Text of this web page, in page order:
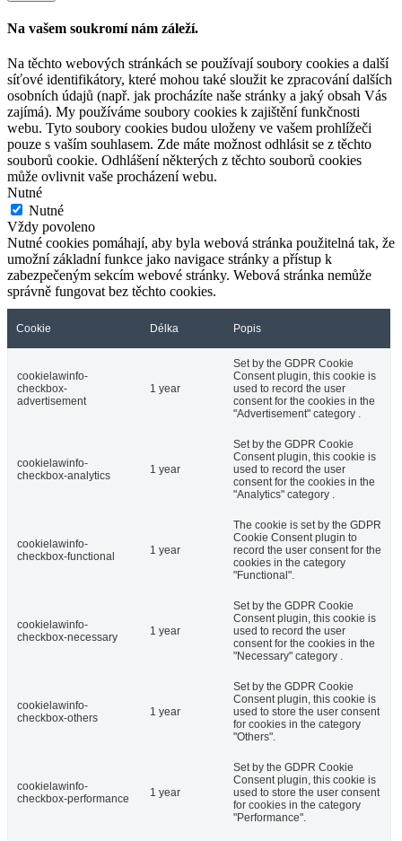
Na vašem soukromí nám záleží.
Na těchto webových stránkách se používají soubory cookies a další
síťové identifikátory, které mohou také sloužit ke zpracování dalších
osobních údajů (např. jak procházíte naše stránky a jaký obsah Vás
zajímá). My používáme soubory cookies k zajištění funkčnosti
webu. Tyto soubory cookies budou uloženy ve vašem prohlížeči
pouze s vaším souhlasem. Zde máte možnost odhlásit se z těchto
souborů cookie. Odhlášení některých z těchto souborů cookies
může ovlivnit vaše procházení webu.
Nutné
Nutné
Vždy povoleno
Nutné cookies pomáhají, aby byla webová stránka použitelná tak, že
umožní základní funkce jako navigace stránky a přístup k
zabezpečeným sekcím webové stránky. Webová stránka nemůže
správně fungovat bez těchto cookies.
Cookie Délka Popis
cookielawinfo-
checkbox-
advertisement
1 year
Set by the GDPR Cookie
Consent plugin, this cookie is
used to record the user
consent for the cookies in the
"Advertisement" category .
cookielawinfo-
checkbox-analytics
1 year
Set by the GDPR Cookie
Consent plugin, this cookie is
used to record the user
consent for the cookies in the
"Analytics" category .
cookielawinfo-
checkbox-functional
1 year
The cookie is set by the GDPR
Cookie Consent plugin to
record the user consent for the
cookies in the category
"Functional".
cookielawinfo-
checkbox-necessary
1 year
Set by the GDPR Cookie
Consent plugin, this cookie is
used to record the user
consent for the cookies in the
"Necessary" category .
cookielawinfo-
checkbox-others
1 year
Set by the GDPR Cookie
Consent plugin, this cookie is
used to store the user consent
for cookies in the category
"Others".
cookielawinfo-
checkbox-performance
1 year
Set by the GDPR Cookie
Consent plugin, this cookie is
used to store the user consent
for cookies in the category
"Performance".